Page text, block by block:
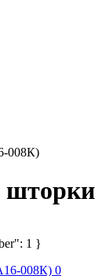
008К)
1 }